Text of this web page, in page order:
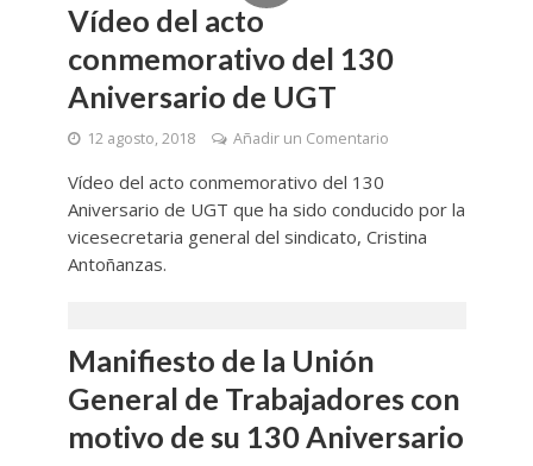
Vídeo del acto
conmemorativo del 130
Aniversario de UGT
12 agosto, 2018 Añadir un Comentario
Vídeo del acto conmemorativo del 130
Aniversario de UGT que ha sido conducido por la
vicesecretaria general del sindicato, Cristina
Antoñanzas.
Manifiesto de la Unión
General de Trabajadores con
motivo de su 130 Aniversario